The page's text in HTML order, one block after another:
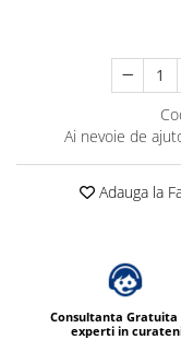
Ai nevoie de
Adauga la
Consultanta Gratuita
experti in